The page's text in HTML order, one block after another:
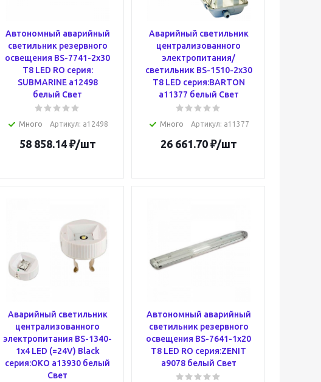
Автономный аварийный
светильник резервного
освещения BS-7741-2x30
T8 LED RO серия:
SUBMARINE a12498
белый Свет
Много Артикул: a12498
58 858.14₽/шт
Аварийный светильник
централизованного
электропитания/
светильник BS-1510-2x30
T8 LED серия:BARTON
a11377 белый Свет
Много Артикул: a11377
26 661.70₽/шт
Аварийный светильник
централизованного
электропитания BS-1340-
1x4 LED (=24V) Black
серия:OKO a13930 белый
Свет
Автономный аварийный
светильник резервного
освещения BS-7641-1x20
T8 LED RO серия:ZENIT
a9078 белый Свет